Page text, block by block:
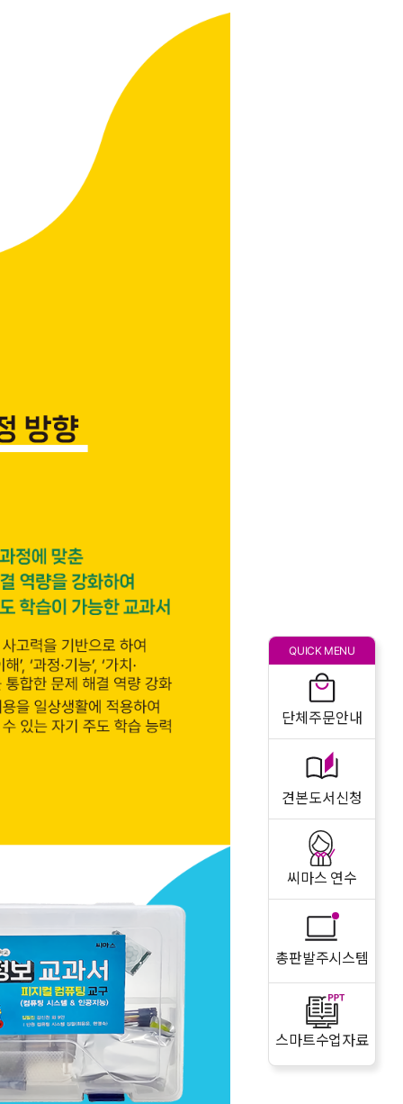
QUICK MENU
단체주문안내
견본도서신청
씨마스 연수
총판발주시스템
스마트수업자료